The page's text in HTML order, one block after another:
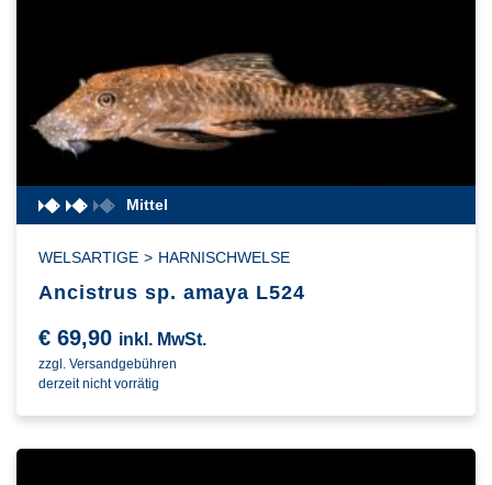
Mittel
WELSARTIGE > HARNISCHWELSE
Ancistrus sp. amaya L524
€ 69,90 inkl. MwSt.
zzgl. Versandgebühren
derzeit nicht vorrätig